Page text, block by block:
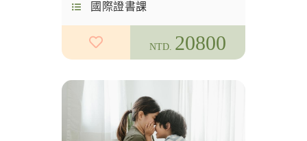
入門芳療
NAHA
國際證書課
NTD. 20800